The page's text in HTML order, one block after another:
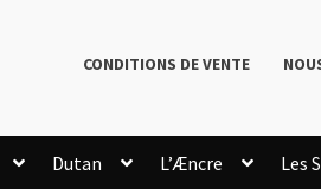
CONDITIONS DE VENTE
Dutan L’Æncre
Les